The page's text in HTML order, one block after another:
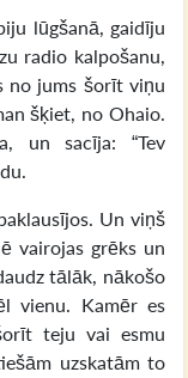
lūgšanā, gaidīju
radio kalpošanu,
no jums šorīt viņu
šķiet, no Ohaio.
un sacīja: “Tev
Un viņš
vairojas grēks un
tālāk, nākošo
vienu. Kamēr es
teju vai esmu
uzskatām to